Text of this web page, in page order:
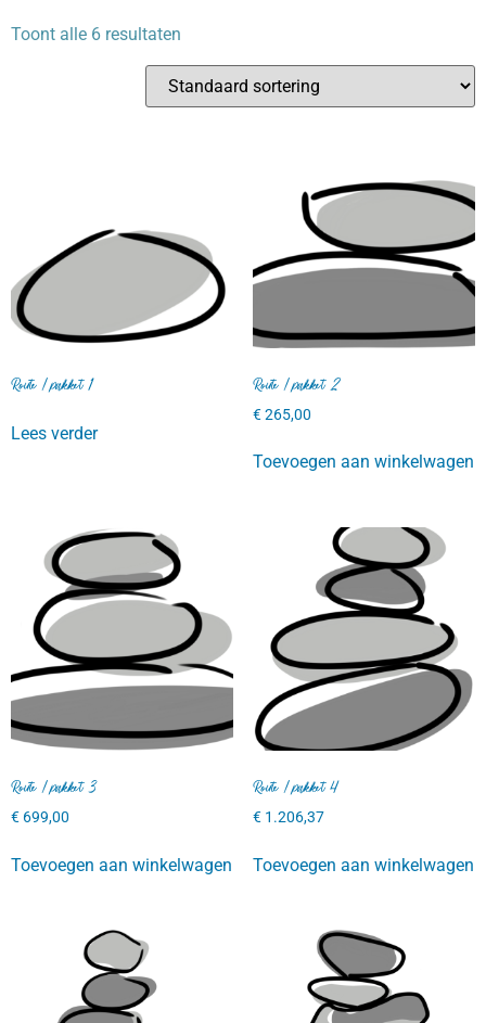
Toont alle 6 resultaten
Route / pakket 1
Lees verder
Route / pakket 2
€265,00
Toevoegen aan winkelwagen
Route / pakket 3
€ 699,00
Toevoegen aan winkelwagen
Route / pakket 4
€1.206,37
Toevoegen aan winkelwagen